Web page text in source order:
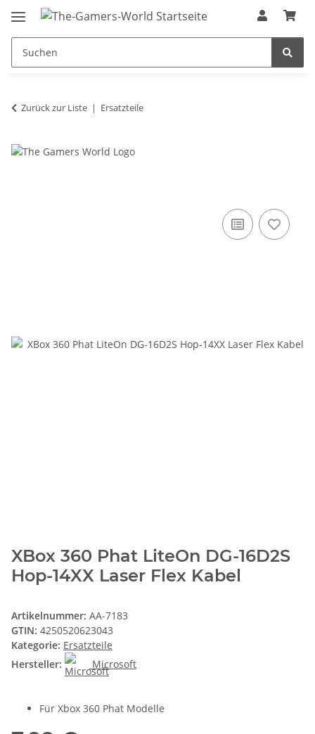
Zurück zur Liste Ersatzteile
XBox 360 Phat LiteOn DG-16D2S
Hop-14XX Laser Flex Kabel
Artikelnummer: AA-7183
GTIN: 4250520623043
Kategorie: Ersatzteile
Hersteller:
Microsoft
Für Xbox 360 Phat Modelle